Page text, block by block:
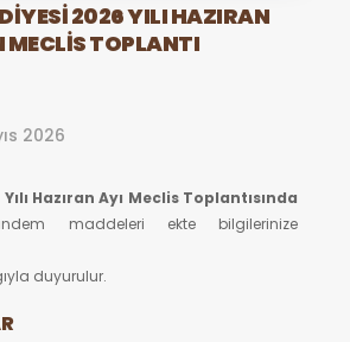
2026 YILI HAZIRAN
TOPLANTI
2026
Hazıran Ayı Meclis Toplantısında
maddeleri ekte bilgilerinize
duyurulur.